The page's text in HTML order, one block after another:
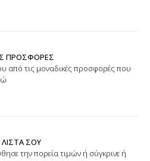
ΠΡΟΣΦΟΡΕΣ
από τις μοναδικές προσφορές που
ΣΟΥ
την πορεία τιμών ή σύγκρινε ή